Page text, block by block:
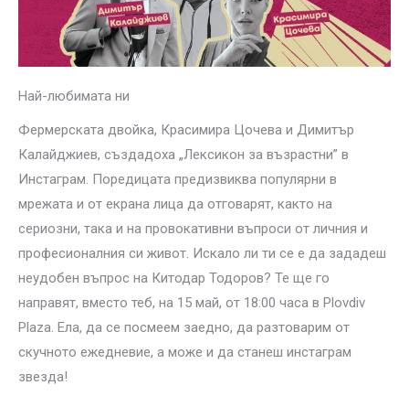
Най-любимата ни
Фермерската двойка, Красимира Цочева и Димитър
Калайджиев, създадоха „Лексикон за възрастни” в
Инстаграм. Поредицата предизвиква популярни в
мрежата и от екрана лица да отговарят, както на
сериозни, така и на провокативни въпроси от личния и
професионалния си живот. Искало ли ти се е да зададеш
неудобен въпрос на Китодар Тодоров? Те ще го
направят, вместо теб, на 15 май, от 18:00 часа в Plovdiv
Plaza. Ела, да се посмеем заедно, да разтоварим от
скучното ежедневие, а може и да станеш инстаграм
звезда!